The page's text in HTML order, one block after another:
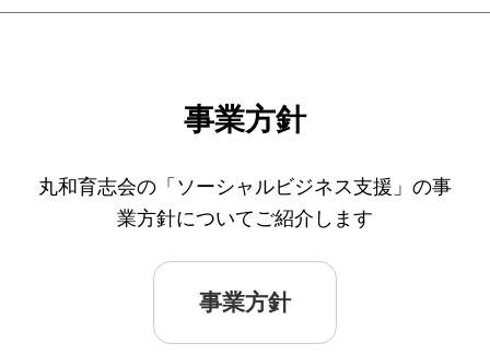
会員限定ページ
寄付のお願い
事業方針
丸和育志会の「ソーシャルビジネス支援」の事
業方針についてご紹介します
事業方針